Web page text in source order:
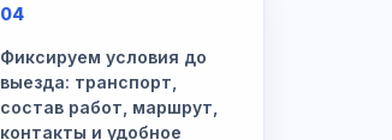
04
Фиксируем условия до
выезда: транспорт,
состав работ, маршрут,
контакты и удобное